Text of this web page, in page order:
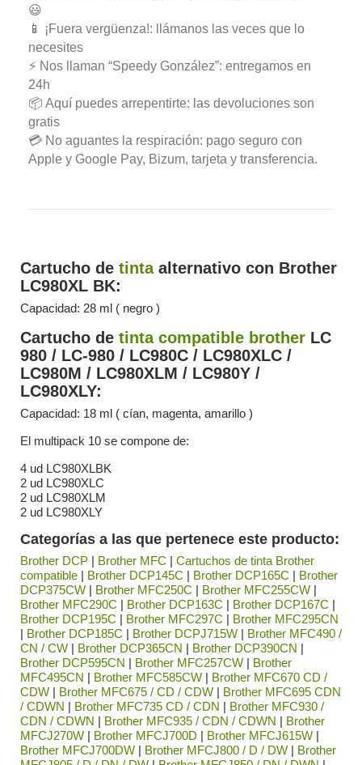
😃
📱 ¡Fuera vergüenza!: llámanos las veces que lo
necesites
⚡ Nos llaman “Speedy González”: entregamos en
24h
📦 Aquí puedes arrepentirte: las devoluciones son
gratis
💳 No aguantes la respiración: pago seguro con
Apple y Google Pay, Bizum, tarjeta y transferencia.
Cartucho de tintaalternativo con Brother
LC980XL BK:
Capacidad: 28 ml ( negro )
Cartucho de tinta compatible brother LC
980 / LC-980 / LC980C / LC980XLC /
LC980M / LC980XLM / LC980Y /
LC980XLY:
Capacidad: 18 ml ( cían, magenta, amarillo )
El multipack 10 se compone de:
4 ud LC980XLBK
2 ud LC980XLC
2 ud LC980XLM
2 ud LC980XLY
Categorías a las que pertenece este producto:
Brother DCP | Brother MFC | Cartuchos de tinta Brother
compatible | Brother DCP145C | Brother DCP165C | Brother
DCP375CW | Brother MFC250C | Brother MFC255CW |
Brother MFC290C | Brother DCP163C | Brother DCP167C |
Brother DCP195C | Brother MFC297C | Brother MFC295CN
| Brother DCP185C | Brother DCPJ715W | Brother MFC490 /
CN / CW | Brother DCP365CN | Brother DCP390CN |
Brother DCP595CN | Brother MFC257CW | Brother
MFC495CN | Brother MFC585CW | Brother MFC670 CD /
CDW | Brother MFC675 / CD / CDW | Brother MFC695 CDN
/ CDWN | Brother MFC735 CD / CDN | Brother MFC930 /
CDN / CDWN | Brother MFC935 / CDN / CDWN | Brother
MFCJ270W | Brother MFCJ700D | Brother MFCJ615W |
Brother MFCJ700DW | Brother MFCJ800 / D / DW | Brother